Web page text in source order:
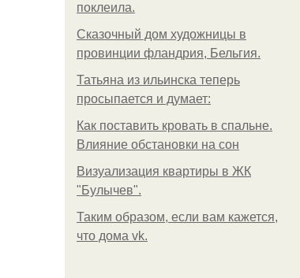
поклеила.
Сказочный дом художницы в
провинции фландрия, Бельгия.
Татьяна из ильинска теперь
просыпается и думает:
Как поставить кровать в спальне.
Влияние обстановки на сон
Визуализация квартиры в ЖК
"Булычев".
Таким образом, если вам кажется,
что дома vk.